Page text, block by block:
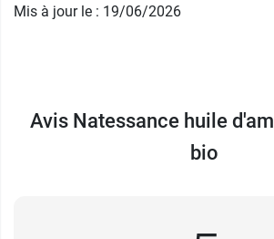
Mis à jour le : 19/06/2026
Avis Natessance huile
bio